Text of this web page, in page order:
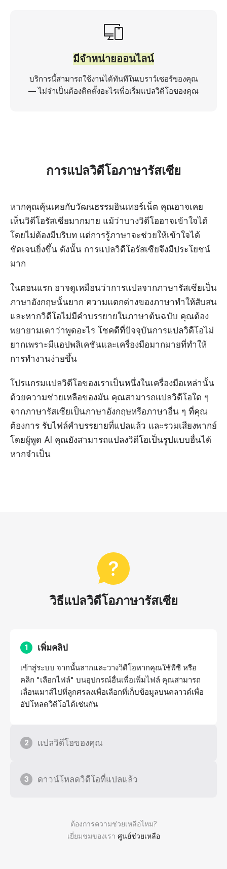
มีจำหน่ายออนไลน์
บริการนี้สามารถใช้งานได้ทันทีในเบราว์เซอร์ของคุณ
— ไม่จำเป็นต้องติดตั้งอะไรเพื่อเริ่มแปลวิดีโอของคุณ
การแปลวิดีโอภาษารัสเซีย
หากคุณคุ้นเคยกับวัฒนธรรมอินเทอร์เน็ต คุณอาจเคย
เห็นวิดีโอรัสเซียมากมาย แม้ว่าบางวิดีโออาจเข้าใจได้
โดยไม่ต้องมีบริบท แต่การรู้ภาษาจะช่วยให้เข้าใจได้
ชัดเจนยิ่งขึ้น ดังนั้น การแปลวิดีโอรัสเซียจึงมีประโยชน์
มาก
ในตอนแรก อาจดูเหมือนว่าการแปลจากภาษารัสเซียเป็น
ภาษาอังกฤษนั้นยาก ความแตกต่างของภาษาทำให้สับสน
และหากวิดีโอไม่มีคำบรรยายในภาษาต้นฉบับ คุณต้อง
พยายามเดาว่าพูดอะไร โชคดีที่ปัจจุบันการแปลวิดีโอไม่
ยากเพราะมีแอปพลิเคชันและเครื่องมือมากมายที่ทำให้
การทำงานง่ายขึ้น
โปรแกรมแปลวิดีโอของเราเป็นหนึ่งในเครื่องมือเหล่านั้น
ด้วยความช่วยเหลือของมัน คุณสามารถแปลวิดีโอใด ๆ
จากภาษารัสเซียเป็นภาษาอังกฤษหรือภาษาอื่น ๆ ที่คุณ
ต้องการ รับไฟล์คำบรรยายที่แปลแล้ว และรวมเสียงพากย์
โดยผู้พูด AI คุณยังสามารถแปลงวิดีโอเป็นรูปแบบอื่นได้
หากจำเป็น
วิธีแปลวิดีโอภาษารัสเซีย
ต้องการความช่วยเหลือไหม?
เยี่ยมชมของเรา ศูนย์ช่วยเหลือ
1 เพิ่มคลิป
เข้าสู่ระบบ จากนั้นลากและวางวิดีโอหากคุณใช้พีซี หรือ
คลิก "เลือกไฟล์" บนอุปกรณ์อื่นเพื่อเพิ่มไฟล์ คุณสามารถ
เลื่อนเมาส์ไปที่ลูกศรลงเพื่อเลือกที่เก็บข้อมูลบนคลาวด์เพื่อ
อัปโหลดวิดีโอได้เช่นกัน
2 แปลวิดีโอของคุณ
3 ดาวน์โหลดวิดีโอที่แปลแล้ว